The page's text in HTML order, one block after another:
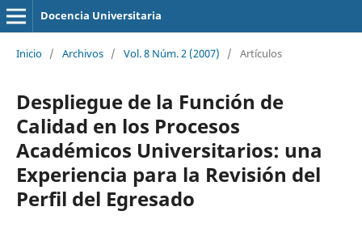
Docencia Universitaria
Inicio / Archivos / Vol. 8 Núm. 2 (2007) / Artículos
Despliegue de la Función de
Calidad en los Procesos
Académicos Universitarios: una
Experiencia para la Revisión del
Perfil del Egresado